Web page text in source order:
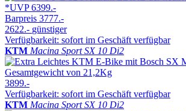
*UVP6399.-
Barpreis 3777.-
2622.- günstiger
Verfügbarkeit: sofort im Geschäft verfügbar
KTM Macina Sport SX 10 Di2
3899.-
Verfügbarkeit: sofort im Geschäft verfügbar
KTM Macina Sport SX 10 Di2